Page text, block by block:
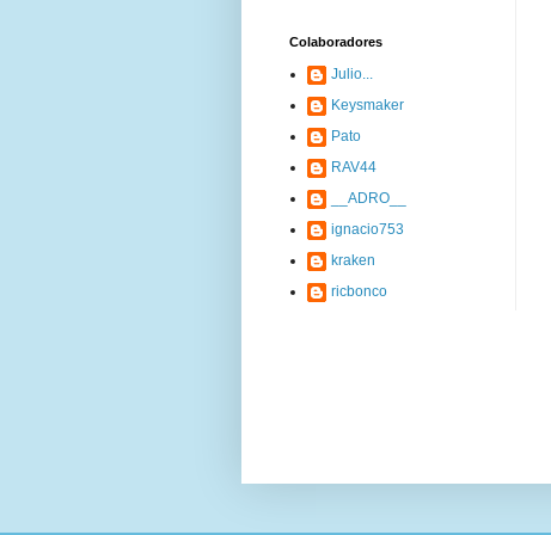
Colaboradores
Julio...
Keysmaker
Pato
RAV44
__ADRO__
ignacio753
kraken
ricbonco